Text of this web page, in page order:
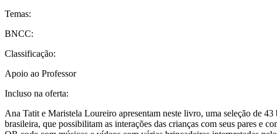
Temas:
BNCC:
Classificação:
Apoio ao Professor
Incluso na oferta:
Ana Tatit e Maristela Loureiro apresentam neste livro, uma seleção de
brasileira, que possibilitam as interações das crianças com seus pares e